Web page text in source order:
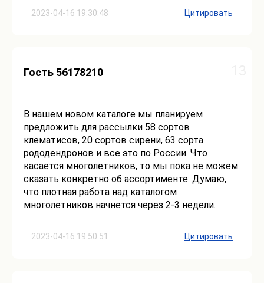
2023-04-16 19:30:48 Цитировать
2023-04-16 19:50:51
Гость 56178210
В нашем новом каталоге мы планируем
предложить для рассылки 58 сортов
клематисов, 20 сортов сирени, 63 сорта
рододендронов и все это по России. Что
касается многолетников, то мы пока не можем
сказать конкретно об ассортименте. Думаю,
что плотная работа над каталогом
многолетников начнется через 2-3 недели.
Цитировать